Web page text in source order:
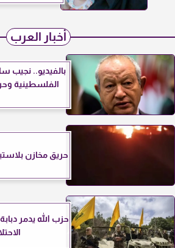
أخبار العرب
بالفيديو.. نجيب
الفلسطينية
حريق مخازن
حزب الله يدمر